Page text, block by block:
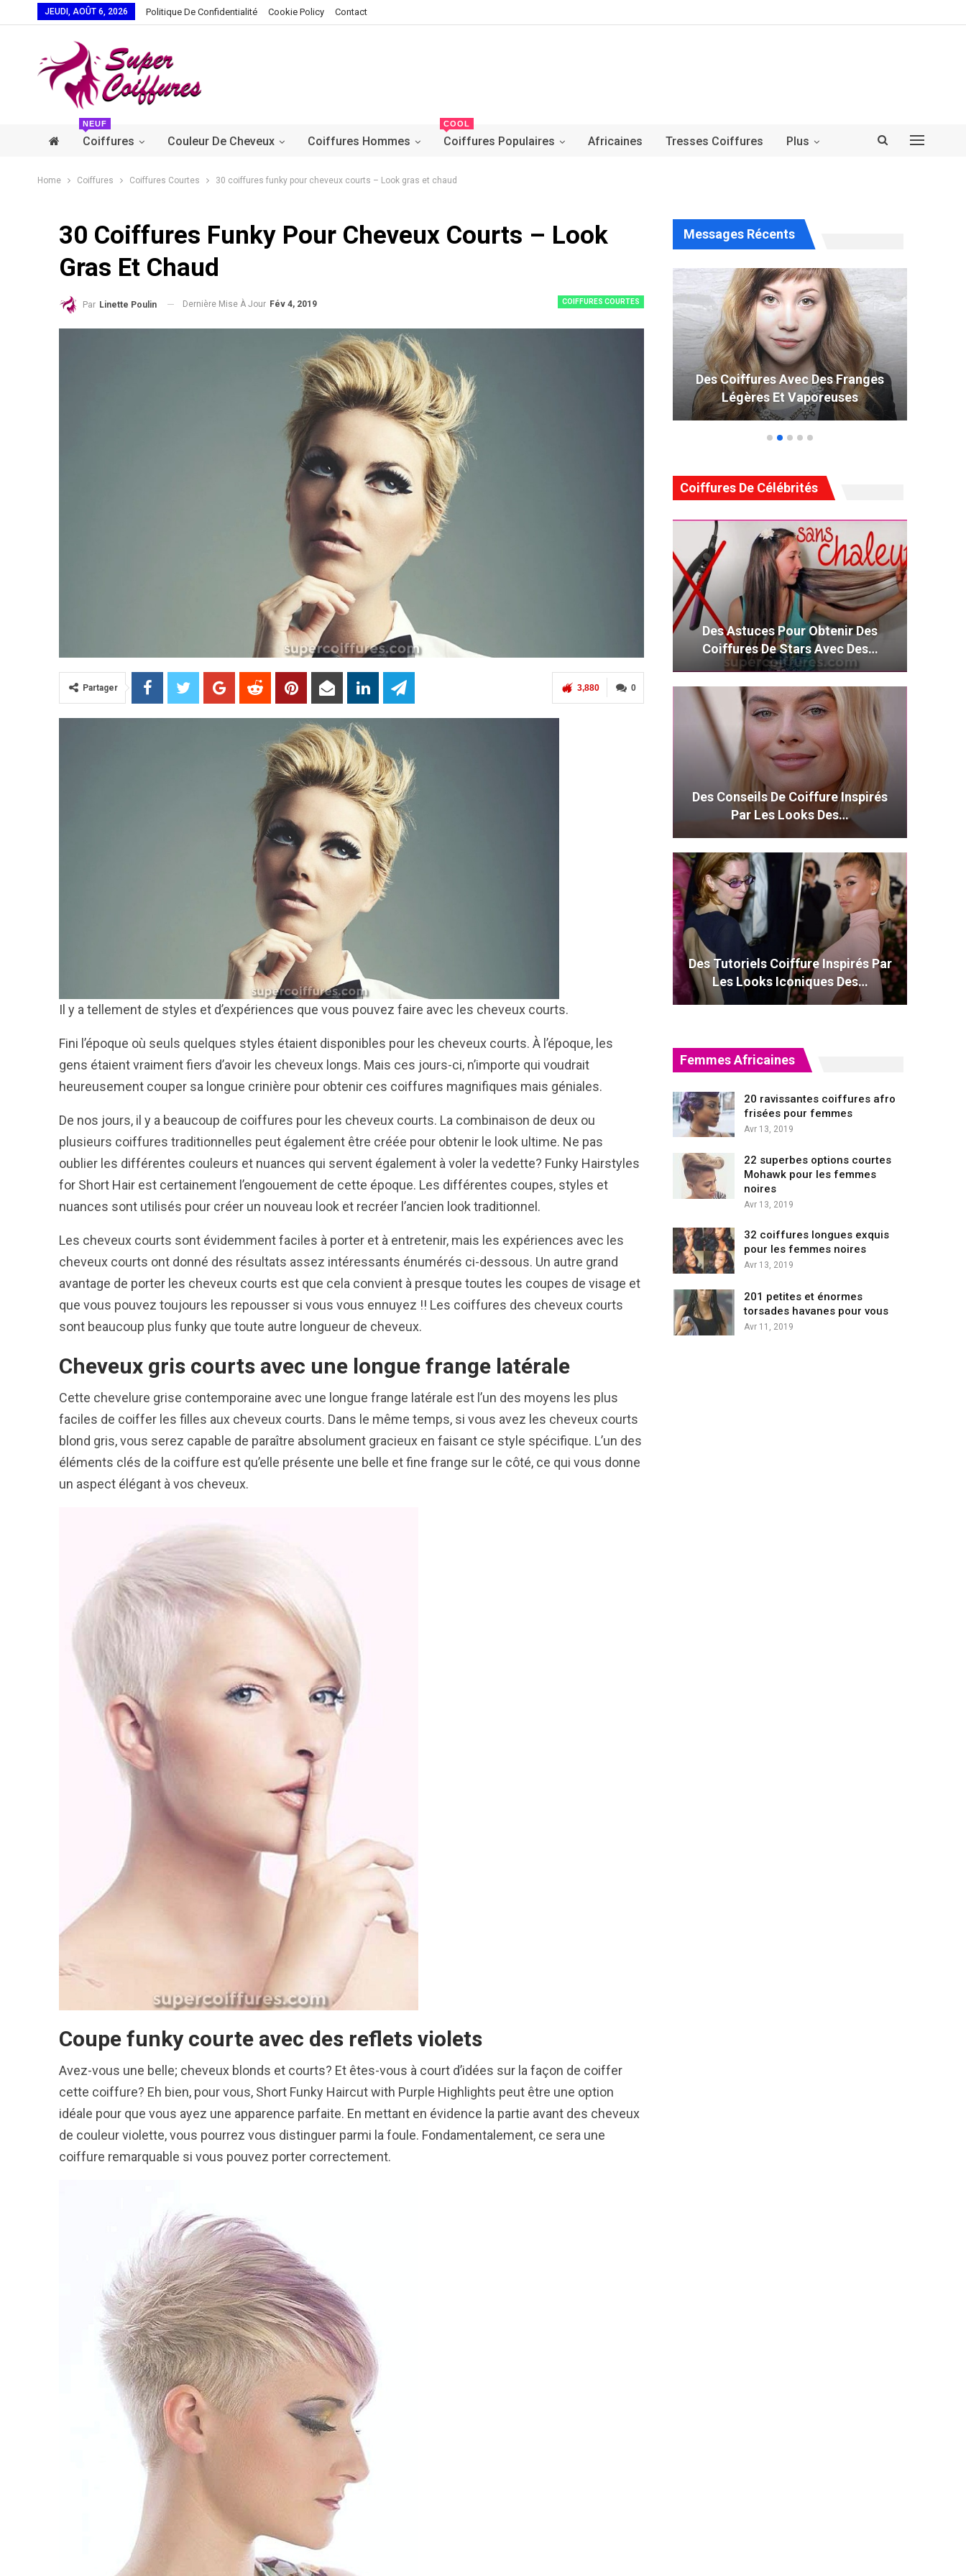
JEUDI, AOÛT 6, 2026 Politique De Confidentialité Cookie Policy Contact
Coiffures
NEUF
Couleur De Cheveux Coiffures Hommes Coiffures Populaires
COOL
Africaines Tresses Coiffures Plus
Home Coiffures Coiffures Courtes 30 coiffures funky pour cheveux courts – Look gras et chaud
30 Coiffures Funky Pour Cheveux Courts – Look
Gras Et Chaud
COIFFURES COURTES
Par Linette Poulin Dernière Mise À Jour Fév 4, 2019
0
3,880
Partager
Il y a tellement de styles et d’expériences que vous pouvez faire avec les cheveux courts.
Fini l’époque où seuls quelques styles étaient disponibles pour les cheveux courts. À l’époque, les
gens étaient vraiment fiers d’avoir les cheveux longs. Mais ces jours-ci, n’importe qui voudrait
heureusement couper sa longue crinière pour obtenir ces coiffures magnifiques mais géniales.
De nos jours, il y a beaucoup de coiffures pour les cheveux courts. La combinaison de deux ou
plusieurs coiffures traditionnelles peut également être créée pour obtenir le look ultime. Ne pas
oublier les différentes couleurs et nuances qui servent également à voler la vedette? Funky Hairstyles
for Short Hair est certainement l’engouement de cette époque. Les différentes coupes, styles et
nuances sont utilisés pour créer un nouveau look et recréer l’ancien look traditionnel.
Les cheveux courts sont évidemment faciles à porter et à entretenir, mais les expériences avec les
cheveux courts ont donné des résultats assez intéressants énumérés ci-dessous. Un autre grand
avantage de porter les cheveux courts est que cela convient à presque toutes les coupes de visage et
que vous pouvez toujours les repousser si vous vous ennuyez !! Les coiffures des cheveux courts
sont beaucoup plus funky que toute autre longueur de cheveux.
Cheveux gris courts avec une longue frange latérale
Cette chevelure grise contemporaine avec une longue frange latérale est l’un des moyens les plus
faciles de coiffer les filles aux cheveux courts. Dans le même temps, si vous avez les cheveux courts
blond gris, vous serez capable de paraître absolument gracieux en faisant ce style spécifique. L’un des
éléments clés de la coiffure est qu’elle présente une belle et fine frange sur le côté, ce qui vous donne
un aspect élégant à vos cheveux.
Coupe funky courte avec des reflets violets
Avez-vous une belle; cheveux blonds et courts? Et êtes-vous à court d’idées sur la façon de coiffer
cette coiffure? Eh bien, pour vous, Short Funky Haircut with Purple Highlights peut être une option
idéale pour que vous ayez une apparence parfaite. En mettant en évidence la partie avant des cheveux
de couleur violette, vous pourrez vous distinguer parmi la foule. Fondamentalement, ce sera une
coiffure remarquable si vous pouvez porter correctement.
Messages Récents
40 Idées De Cheveux Bleu Ombre
66 Pixie Cuts Pour Cheveux Épais /
Des Coiffures Avec Des Franges
Légères Et Vaporeuses
Coiffures De Célébrités
Des Astuces Pour Obtenir Des
Coiffures De Stars Avec Des…
Des Conseils De Coiffure Inspirés
Par Les Looks Des…
Des Tutoriels Coiffure Inspirés Par
Les Looks Iconiques Des…
Femmes Africaines
20 ravissantes coiffures afro
frisées pour femmes
Avr 13, 2019
22 superbes options courtes
Mohawk pour les femmes
noires
Avr 13, 2019
32 coiffures longues exquis
pour les femmes noires
Avr 13, 2019
201 petites et énormes
torsades havanes pour vous
Avr 11, 2019